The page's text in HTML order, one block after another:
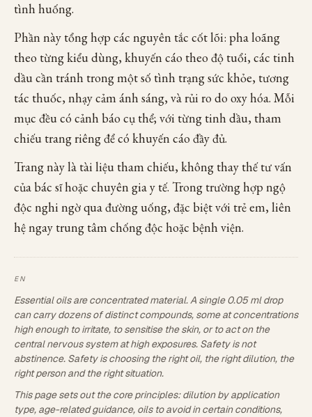
tình huống.
Phần này tổng hợp các nguyên tắc cốt lõi: pha loãng
theo từng kiểu dùng, khuyến cáo theo độ tuổi, các tinh
dầu cần tránh trong một số tình trạng sức khỏe, tương
tác thuốc, nhạy cảm ánh sáng, và rủi ro do oxy hóa. Mỗi
mục đều có cảnh báo cụ thể; với từng tinh dầu, tham
chiếu trang riêng để có khuyến cáo đầy đủ.
Trang này là tài liệu tham chiếu, không thay thế tư vấn
của bác sĩ hoặc chuyên gia y tế. Trong trường hợp ngộ
độc nghi ngờ qua đường uống, đặc biệt với trẻ em, liên
hệ ngay trung tâm chống độc hoặc bệnh viện.
Essential oils are concentrated material. A single 0.05 ml drop
can carry dozens of distinct compounds, some at concentrations
high enough to irritate, to sensitise the skin, or to act on the
central nervous system at high exposures. Safety is not
abstinence. Safety is choosing the right oil, the right dilution, the
right person and the right situation.
This page sets out the core principles: dilution by application
type, age-related guidance, oils to avoid in certain conditions,